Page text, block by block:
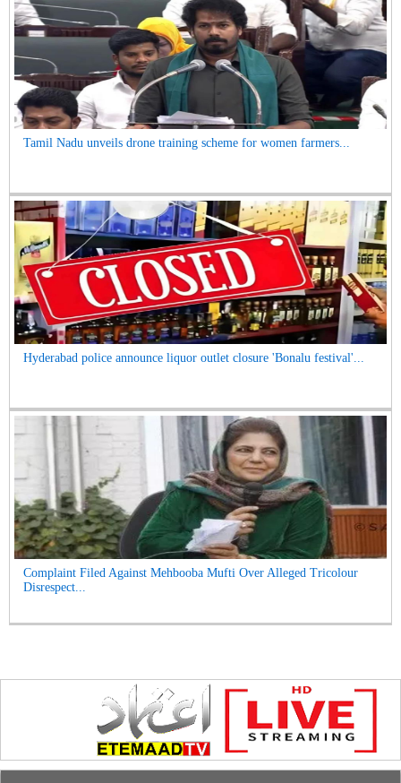
Tamil Nadu unveils drone training scheme for women farmers...
Hyderabad police announce liquor outlet closure 'Bonalu festival'...
Complaint Filed Against Mehbooba Mufti Over Alleged Tricolour
Disrespect...